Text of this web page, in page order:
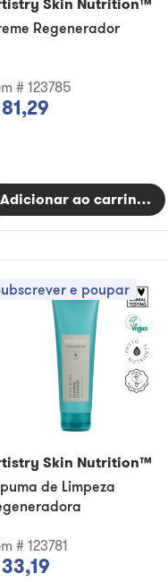
Skin Nutrition™
Regenerador
# 123785
Adicionar ao carrinho
e poupar
Skin Nutrition™
de Limpeza
# 123781